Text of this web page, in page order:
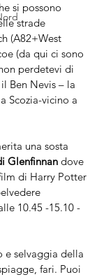
si possono
strade
(A82+West
(da qui ci sono
perdetevi di
Ben Nevis – la
Scozia-vicino a
una sosta
Glenfinnan dove
di Harry Potter
10.45 -15.10 -
e selvaggia della
fari. Puoi